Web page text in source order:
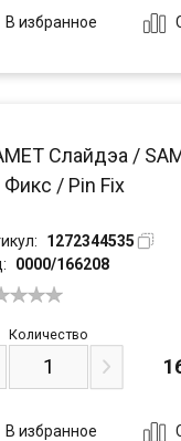
В избранное
Слайдэа /
Фикс / Pin Fix
1272344535
0000/166208
Количество
В избранное